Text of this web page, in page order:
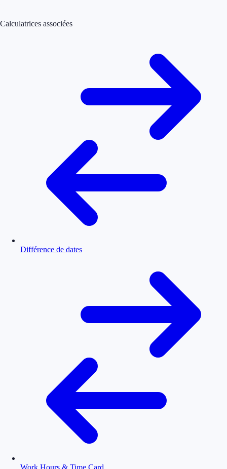
Calculatrices associées
Différence de dates